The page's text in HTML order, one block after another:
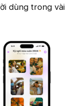
dùng trong vài